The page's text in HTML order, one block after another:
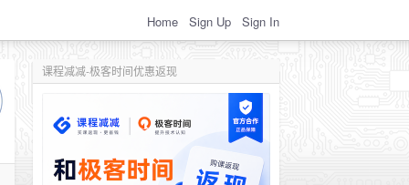
Home Sign Up Sign In
课程减减-极客时间优惠返现